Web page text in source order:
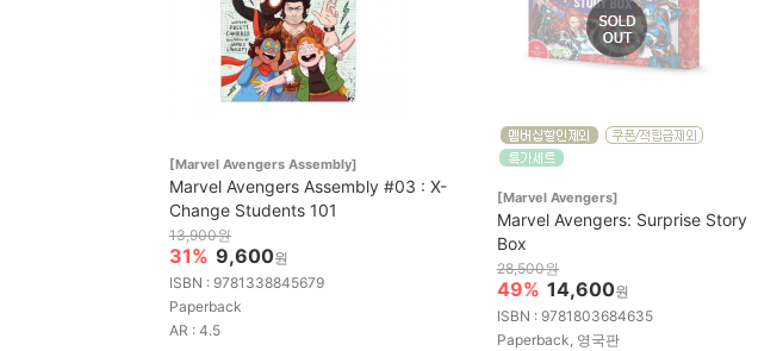
[Marvel Avengers Assembly]
Marvel Avengers Assembly #03 : X-
Change Students 101
13,900원
31% 9,600원
ISBN : 9781338845679
Paperback
AR : 4.5
[Marvel Avengers]
Marvel Avengers: Surprise Story
Box
28,500원
49% 14,600원
ISBN : 9781803684635
Paperback, 영국판